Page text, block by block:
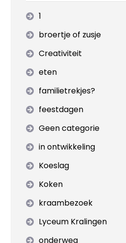
1
broertje of zusje
Creativiteit
eten
familietrekjes?
feestdagen
Geen categorie
in ontwikkeling
Koeslag
Koken
kraambezoek
Lyceum Kralingen
onderweg